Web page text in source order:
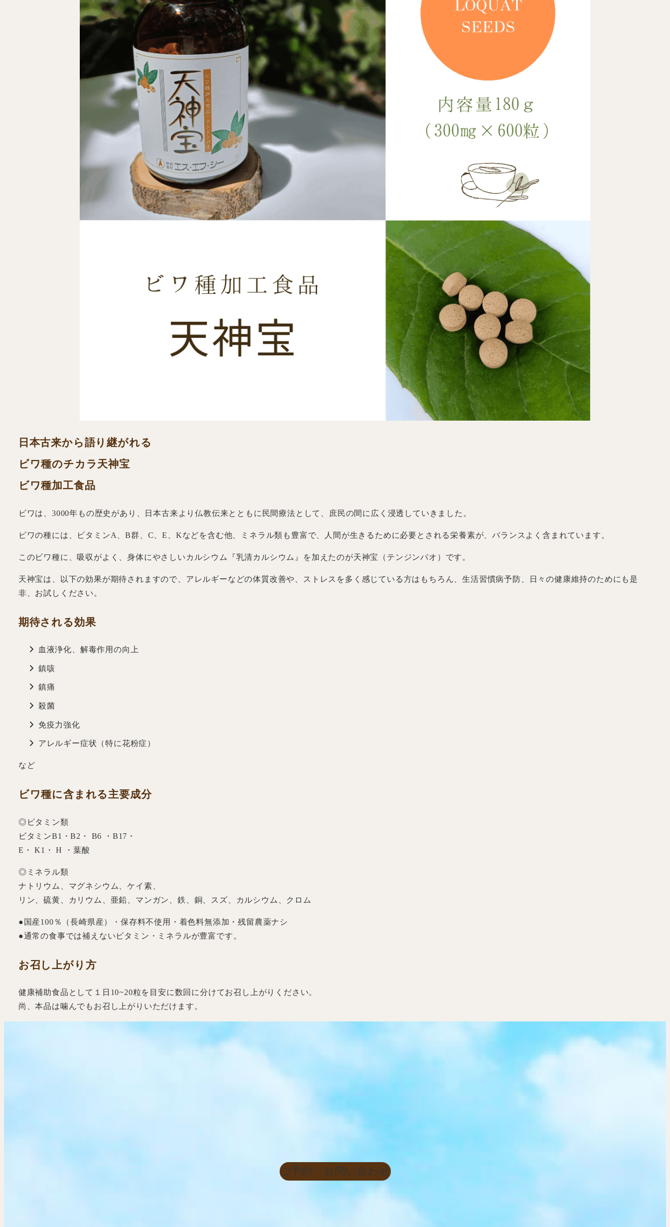
日本古来から語り継がれる
ビワ種のチカラ天神宝
ビワ種加工食品
ビワは、3000年もの歴史があり、日本古来より仏教伝来とともに民間療法として、庶民の間に広く浸透していきました。
ビワの種には、ビタミンA、B群、C、E、Kなどを含む他、ミネラル類も豊富で、人間が生きるために必要とされる栄養素が、バランスよく含まれています。
このビワ種に、吸収がよく、身体にやさしいカルシウム『乳清カルシウム』を加えたのが天神宝（テンジンパオ）です。
天神宝は、以下の効果が期待されますので、アレルギーなどの体質改善や、ストレスを多く感じている方はもちろん、生活習慣病予防、日々の健康維持のためにも是
非、お試しください。
期待される効果
血液浄化、解毒作用の向上
鎮咳
鎮痛
殺菌
免疫力強化
アレルギー症状（特に花粉症）
など
ビワ種に含まれる主要成分
◎ビタミン類
ビタミンB1・B2・ B6 ・B17・
E・ K1・ H ・葉酸
◎ミネラル類
ナトリウム、マグネシウム、ケイ素、
リン、硫黄、カリウム、亜鉛、マンガン、鉄、銅、スズ、カルシウム、クロム
●国産100％（長崎県産）・保存料不使用・着色料無添加・残留農薬ナシ
●通常の食事では補えないビタミン・ミネラルが豊富です。
お召し上がり方
健康補助食品として１日10~20粒を目安に数回に分けてお召し上がりください。
尚、本品は噛んでもお召し上がりいただけます。
ご予約・お問い合わせ